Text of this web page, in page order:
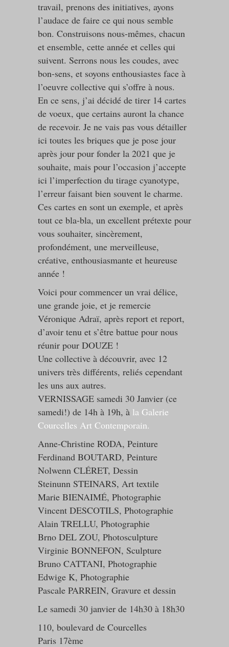
travail, prenons des initiatives, ayons
l’audace de faire ce qui nous semble
bon. Construisons nous-mêmes, chacun
et ensemble, cette année et celles qui
suivent. Serrons nous les coudes, avec
bon-sens, et soyons enthousiastes face à
l’oeuvre collective qui s’offre à nous.
En ce sens, j’ai décidé de tirer 14 cartes
de voeux, que certains auront la chance
de recevoir. Je ne vais pas vous détailler
ici toutes les briques que je pose jour
après jour pour fonder la 2021 que je
souhaite, mais pour l’occasion j’accepte
ici l’imperfection du tirage cyanotype,
l’erreur faisant bien souvent le charme.
Ces cartes en sont un exemple, et après
tout ce bla-bla, un excellent prétexte pour
vous souhaiter, sincèrement,
profondément, une merveilleuse,
créative, enthousiasmante et heureuse
année !
Voici pour commencer un vrai délice,
une grande joie, et je remercie
Véronique Adraï, après report et report,
d’avoir tenu et s’être battue pour nous
réunir pour DOUZE !
Une collective à découvrir, avec 12
univers très différents, reliés cependant
les uns aux autres.
VERNISSAGE samedi 30 Janvier (ce
samedi!) de 14h à 19h, à la Galerie
Courcelles Art Contemporain.
Anne-Christine RODA, Peinture
Ferdinand BOUTARD, Peinture
Nolwenn CLÉRET, Dessin
Steinunn STEINARS, Art textile
Marie BIENAIMÉ, Photographie
Vincent DESCOTILS, Photographie
Alain TRELLU, Photographie
Brno DEL ZOU, Photosculpture
Virginie BONNEFON, Sculpture
Bruno CATTANI, Photographie
Edwige K, Photographie
Pascale PARREIN, Gravure et dessin
Le samedi 30 janvier de 14h30 à 18h30
110, boulevard de Courcelles
Paris 17ème